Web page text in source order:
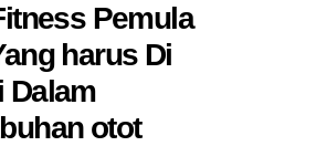
Pemula
harus Di
Dalam
otot